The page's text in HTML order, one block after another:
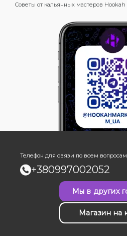
Советы от кальянных мастеров Hookah
Телефон для связи по всем вопросам
+380997002052
Мы в других
Магазин на